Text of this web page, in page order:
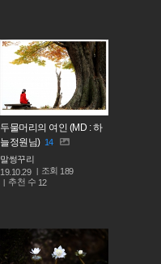
두물머리의 여인 (MD : 하
늘정원님) 14
말썽꾸리
19.10.29
조회 189
추천 수 12